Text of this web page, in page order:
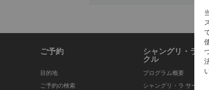
ご予約
目的地
ご予約の検索
シャングリ・ラ
クル
プログラム概要
シャングリ・ラ サークル